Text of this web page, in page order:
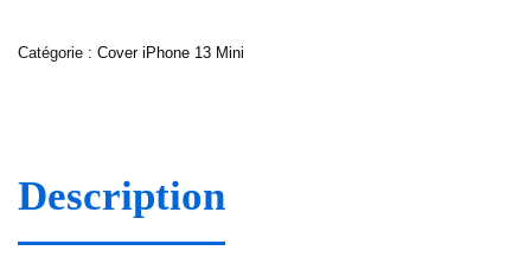
Catégorie : Cover iPhone 13 Mini
Description